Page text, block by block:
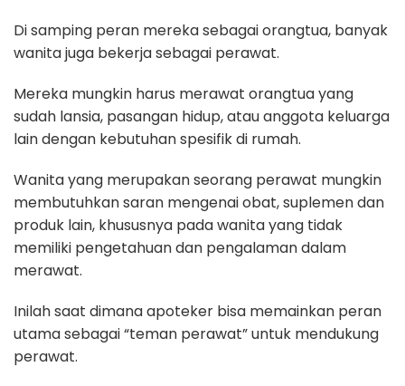
Di samping peran mereka sebagai orangtua, banyak
wanita juga bekerja sebagai perawat.
Mereka mungkin harus merawat orangtua yang
sudah lansia, pasangan hidup, atau anggota keluarga
lain dengan kebutuhan spesifik di rumah.
Wanita yang merupakan seorang perawat mungkin
membutuhkan saran mengenai obat, suplemen dan
produk lain, khususnya pada wanita yang tidak
memiliki pengetahuan dan pengalaman dalam
merawat.
Inilah saat dimana apoteker bisa memainkan peran
utama sebagai “teman perawat” untuk mendukung
perawat.